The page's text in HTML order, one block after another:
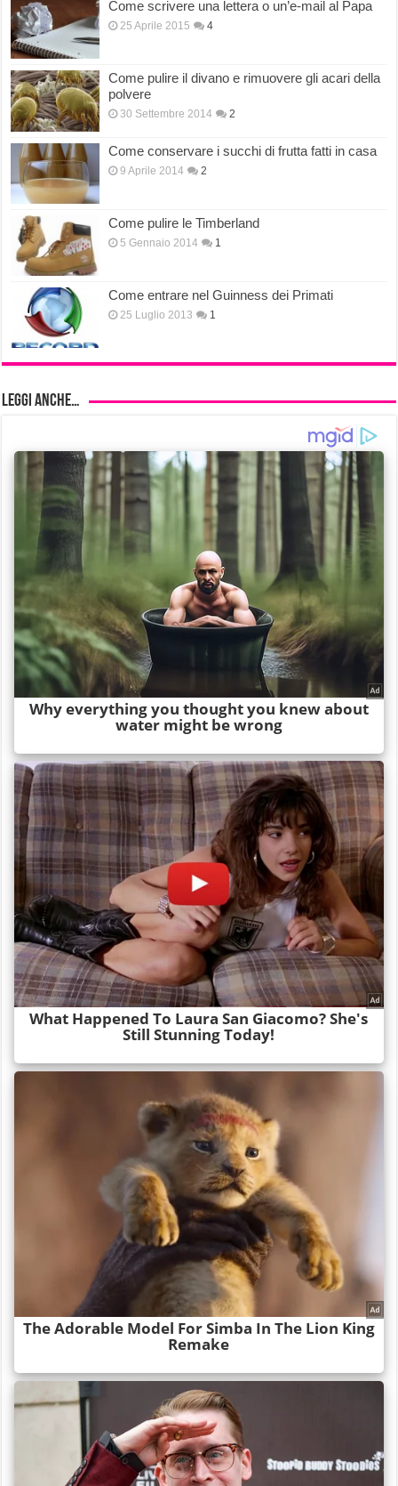
Come scrivere una lettera o un’e-mail al Papa
25 Aprile 2015 4
Come pulire il divano e rimuovere gli acari della
polvere
30 Settembre 2014 2
Come conservare i succhi di frutta fatti in casa
9 Aprile 2014 2
Come pulire le Timberland
5 Gennaio 2014 1
Come entrare nel Guinness dei Primati
25 Luglio 2013 1
Leggi anche…